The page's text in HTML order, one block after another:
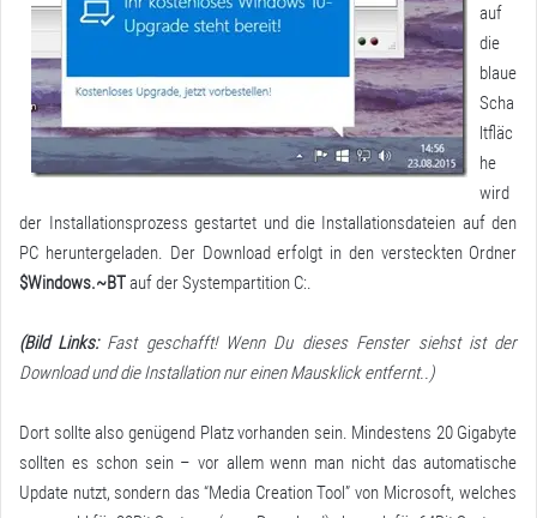
auf
die
blaue
Scha
ltfläc
he
wird
der Installationsprozess gestartet und die Installationsdateien auf den
PC heruntergeladen. Der Download erfolgt in den versteckten Ordner
$Windows.~BTauf der Systempartition C:.
(Bild Links: Fast geschafft! Wenn Du dieses Fenster siehst ist der
Download und die Installation nur einen Mausklick entfernt..)
Dort sollte also genügend Platz vorhanden sein. Mindestens 20 Gigabyte
sollten es schon sein – vor allem wenn man nicht das automatische
Update nutzt, sondern das “Media Creation Tool” von Microsoft, welches